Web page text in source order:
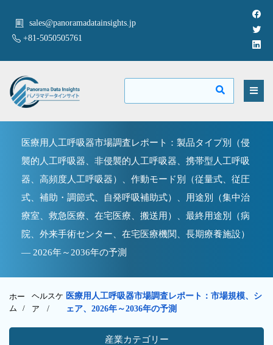
sales@panoramadatainsights.jp
+81-5050505761
医療用人工呼吸器市場調査レポート：製品タイプ別（侵
襲的人工呼吸器、非侵襲的人工呼吸器、携帯型人工呼吸
器、高頻度人工呼吸器）、作動モード別（従量式、従圧
式、補助・調節式、自発呼吸補助式）、用途別（集中治
療室、救急医療、在宅医療、搬送用）、最終用途別（病
院、外来手術センター、在宅医療機関、長期療養施設）
— 2026年～2036年の予測
ホー
ム /
ヘルスケ
ア /
医療用人工呼吸器市場調査レポート：市場規模、シ
ェア、2026年～2036年の予測
産業カテゴリー